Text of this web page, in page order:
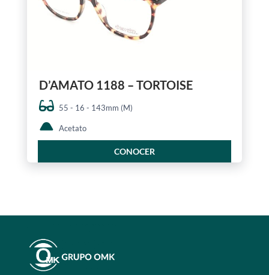
D’AMATO 1188 – TORTOISE
55 - 16 - 143mm (M)
Acetato
CONOCER